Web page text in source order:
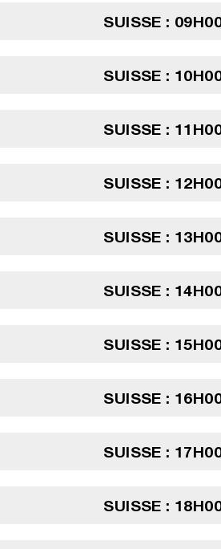
SUISSE :
SUISSE :
SUISSE :
SUISSE :
SUISSE :
SUISSE :
SUISSE :
SUISSE :
SUISSE :
SUISSE :